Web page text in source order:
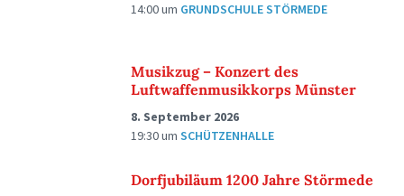
14:00um GRUNDSCHULE STÖRMEDE
Musikzug – Konzert des
Luftwaffenmusikkorps Münster
8. September 2026
19:30um SCHÜTZENHALLE
Dorfjubiläum 1200 Jahre Störmede